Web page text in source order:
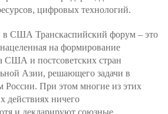
цифровых технологий.
США Транскаспийский форум – это
на формирование
США и постсоветских стран
Азии, решающего задачи в
России. При этом многие из этих
действиях ничего
и декларируют союзные